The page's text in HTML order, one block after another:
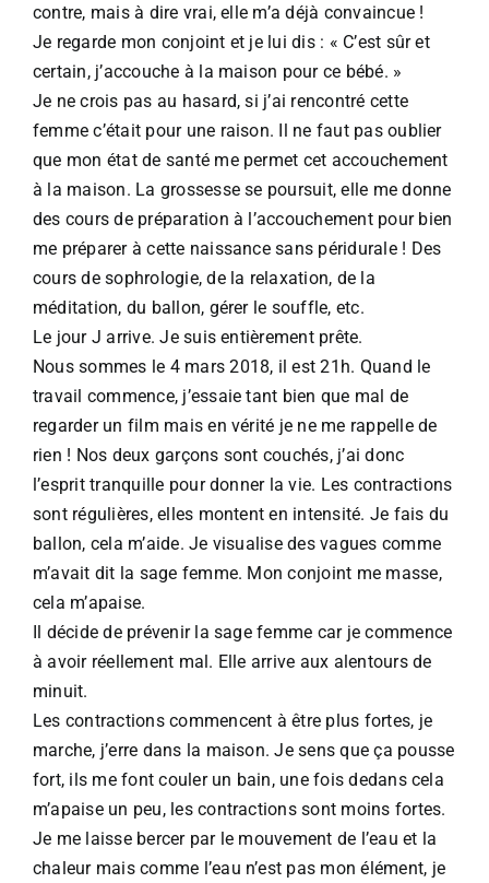
contre, mais à dire vrai, elle m’a déjà convaincue !​
Je regarde mon conjoint et je lui dis : « C’est sûr et
certain, j’accouche à la maison pour ce bébé.​ »
Je ne crois pas au hasard, si j’ai rencontré cette
femme c’était pour une raison.​ Il ne faut pas oublier
que mon état de santé me permet cet accouchement
à la maison.​ La grossesse se poursuit, elle me donne
des cours de préparation à l’accouchement pour bien
me préparer à cette naissance sans péridurale ! Des
cours de sophrologie, de la relaxation, de la
méditation, du ballon, gérer le souffle, etc.
Le jour J arrive. Je suis entièrement prête.​
Nous sommes le 4 mars 2018, il est 21h. Quand le
travail commence, j’essaie tant bien que mal de
regarder un film mais en vérité je ne me rappelle de
rien ! Nos deux garçons sont couchés, j’ai donc
l’esprit tranquille pour donner la vie. Les contractions
sont régulières, elles montent en intensité. Je fais du
ballon, cela m’aide. Je visualise des vagues comme
m’avait dit la sage femme. Mon conjoint me masse,
cela m’apaise.​
Il décide de prévenir la sage femme car je commence
à avoir réellement mal. Elle arrive aux alentours de
minuit.​
Les contractions commencent à être plus fortes, je
marche, j’erre dans la maison. Je sens que ça pousse
fort, ils me font couler un bain, une fois dedans cela
m’apaise un peu, les contractions sont moins fortes.
Je me laisse bercer par le mouvement de l’eau et la
chaleur mais comme l’eau n’est pas mon élément, je